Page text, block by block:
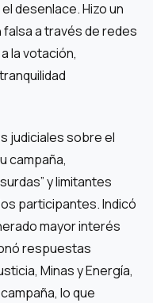
desenlace. Hizo un
falsa a través de redes
la votación,
judiciales sobre el
campaña,
y limitantes
participantes. Indicó
mayor interés
respuestas
Minas y Energía,
lo que